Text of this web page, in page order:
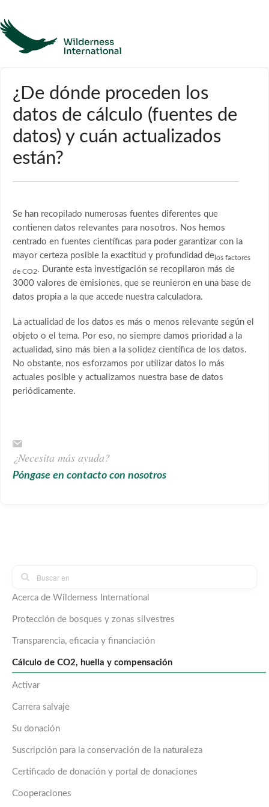
Página de inicio
Póngase en contacto con
¿De dónde proceden los
datos de cálculo (fuentes de
datos) y cuán actualizados
están?
Se han recopilado numerosas fuentes diferentes que
contienen datos relevantes para nosotros. Nos hemos
centrado en fuentes científicas para poder garantizar con la
mayor certeza posible la exactitud y profundidad de los factores
de CO2. Durante esta investigación se recopilaron más de
3000 valores de emisiones, que se reunieron en una base de
datos propia a la que accede nuestra calculadora.
La actualidad de los datos es más o menos relevante según el
objeto o el tema. Por eso, no siempre damos prioridad a la
actualidad, sino más bien a la solidez científica de los datos.
No obstante, nos esforzamos por utilizar datos lo más
actuales posible y actualizamos nuestra base de datos
periódicamente.
¿Necesita más ayuda?
Póngase en contacto con nosotros
Acerca de Wilderness International
Protección de bosques y zonas silvestres
Transparencia, eficacia y financiación
Cálculo de CO2, huella y compensación
Activar
Carrera salvaje
Su donación
Suscripción para la conservación de la naturaleza
Certificado de donación y portal de donaciones
Cooperaciones